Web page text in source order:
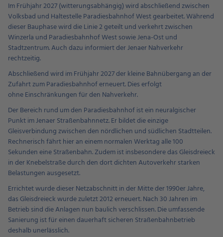
Im Frühjahr 2027 (witterungsabhängig) wird abschließend zwischen
Volksbad und Haltestelle Paradiesbahnhof West gearbeitet. Während
dieser Bauphase wird die Linie 2 geteilt und verkehrt zwischen
Winzerla und Paradiesbahnhof West sowie Jena-Ost und
Stadtzentrum. Auch dazu informiert der Jenaer Nahverkehr
rechtzeitig.
Abschließend wird im Frühjahr 2027 der kleine Bahnübergang an der
Zufahrt zum Paradiesbahnhof erneuert. Dies erfolgt
ohne Einschränkungen für den Nahverkehr.
Der Bereich rund um den Paradiesbahnhof ist ein neuralgischer
Punkt im Jenaer Straßenbahnnetz. Er bildet die einzige
Gleisverbindung zwischen den nördlichen und südlichen Stadtteilen.
Rechnerisch fährt hier an einem normalen Werktag alle 100
Sekunden eine Straßenbahn. Zudem ist insbesondere das Gleisdreieck
in der Knebelstraße durch den dort dichten Autoverkehr starken
Belastungen ausgesetzt.
Errichtet wurde dieser Netzabschnitt in der Mitte der 1990er Jahre,
das Gleisdreieck wurde zuletzt 2012 erneuert. Nach 30 Jahren im
Betrieb sind die Anlagen nun baulich verschlissen. Die umfassende
Sanierung ist für einen dauerhaft sicheren Straßenbahnbetrieb
deshalb unerlässlich.